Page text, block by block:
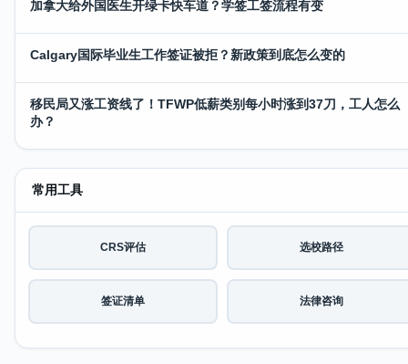
加拿大给外国医生开绿卡快车道？学签工签流程有变
Calgary国际毕业生工作签证被拒？新政策到底怎么变的
移民局又涨工资线了！TFWP低薪类别每小时涨到37刀，工人怎么
办？
常用工具
CRS评估 选校路径
签证清单 法律咨询